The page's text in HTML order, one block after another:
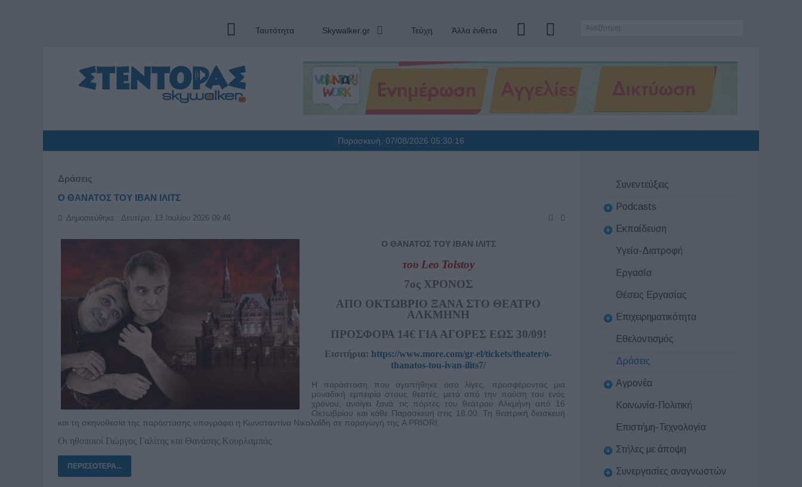
Ταυτότητα Skywalker.gr Τεύχη Άλλα ένθετα
Παρασκευή, 07/08/2026 05:30:17
Δράσεις
Ο ΘΑΝΑΤΟΣ ΤΟΥ ΙΒΑΝ ΙΛΙΤΣ
Δημοσιεύθηκε : Δευτέρα, 13 Ιουλίου 2026 09:46
Ο ΘΑΝΑΤΟΣ ΤΟΥ ΙΒΑΝ ΙΛΙΤΣ
του Leo Tolstoy
7ος ΧΡΟΝΟΣ
ΑΠΟ ΟΚΤΩΒΡΙΟ ΞΑΝΑ ΣΤΟ ΘΕΑΤΡΟ
ΑΛΚΜΗΝΗ
ΠΡΟΣΦΟΡΑ 14€ ΓΙΑ ΑΓΟΡΕΣ ΕΩΣ 30/09!
Εισιτήρια: https://www.more.com/gr-el/tickets/theater/o-
thanatos-tou-ivan-ilits7/
Η παράσταση που αγαπήθηκε όσο λίγες, προσφέροντας μια
μοναδική εμπειρία στους θεατές, μετά από την παύση του ενός
χρόνου, ανοίγει ξανά τις πόρτες του θεάτρου Αλκμήνη από 16
Οκτωβρίου και κάθε Παρασκευή στις 18.00. Τη θεατρική διασκευή
και τη σκηνοθεσία της παράστασης υπογράφει η Κωνσταντίνα Νικολαΐδη σε παραγωγή της A PRIORI.
Οι ηθοποιοί Γιώργος Γαλίτης και Θανάσης Κουρλαμπάς
ΠΕΡΙΣΣΌΤΕΡΑ...
Συνεντεύξεις
Podcasts
Εκπαίδευση
Υγεία-Διατροφή
Εργασία
Θέσεις Εργασίας
Επιχειρηματικότητα
Εθελοντισμός
Δράσεις
Αγρονέα
Κοινωνία-Πολιτική
Επιστήμη-Τεχνολογία
Στήλες με άποψη
Συνεργασίες αναγνωστών